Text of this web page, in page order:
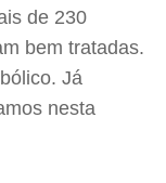
de 230
bem tratadas.
Já
nesta